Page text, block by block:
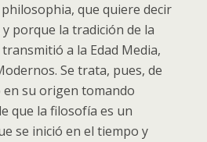
que quiere decir
porque la tradición de la
a la Edad Media,
Se trata, pues, de
su origen tomando
que la filosofía es un
se inició en el tiempo y